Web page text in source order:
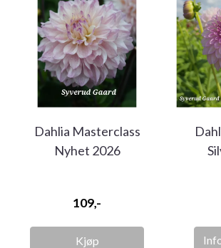
Dahlia Masterclass
Nyhet 2026
109,-
Kjøp